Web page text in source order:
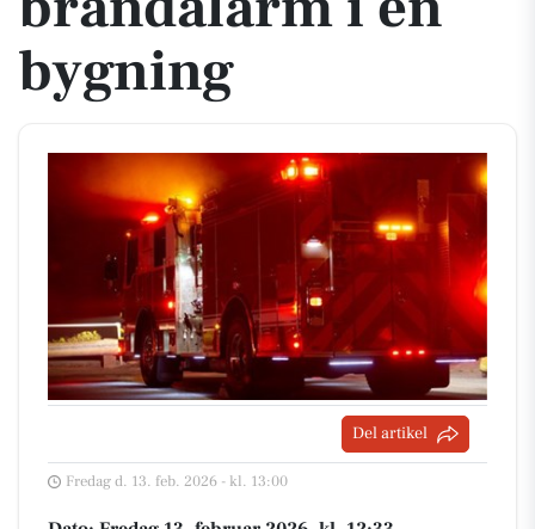
bygning
Del artikel
Fredag d. 13. feb. 2026 - kl. 13:00